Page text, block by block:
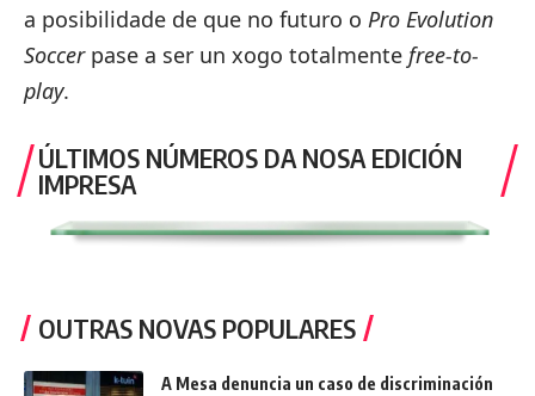
a posibilidade de que no futuro o Pro Evolution
Soccerpase a ser un xogo totalmente free-to-
play.
ÚLTIMOS NÚMEROS DA NOSA EDICIÓN
IMPRESA
OUTRAS NOVAS POPULARES
A Mesa denuncia un caso de discriminación